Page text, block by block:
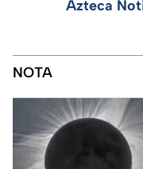
Azteca
NOTA